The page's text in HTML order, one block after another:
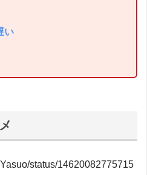
い
status/14620082775715